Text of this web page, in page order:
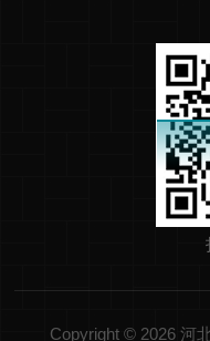
Copyright © 2026 河